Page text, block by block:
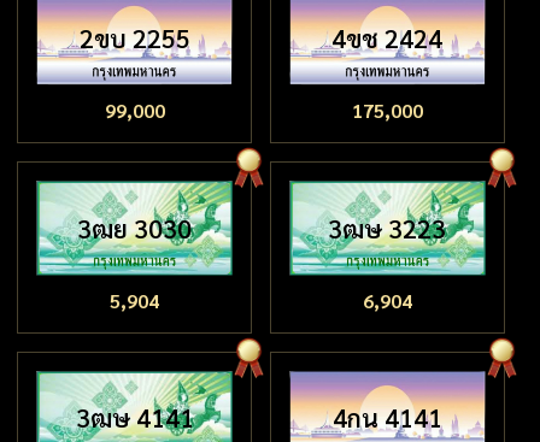
2ขบ 2255
99,000
4ขช 2424
175,000
3ฒย 3030
5,904
3ฒษ 3223
6,904
3ฒษ 4141 4กน 4141